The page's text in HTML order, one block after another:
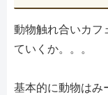
動物触れ合いカフ
ていくか。。。
基本的に動物はみ